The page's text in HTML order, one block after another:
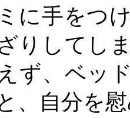
に手をつ
りしてし
ず、ベッ
、自分を